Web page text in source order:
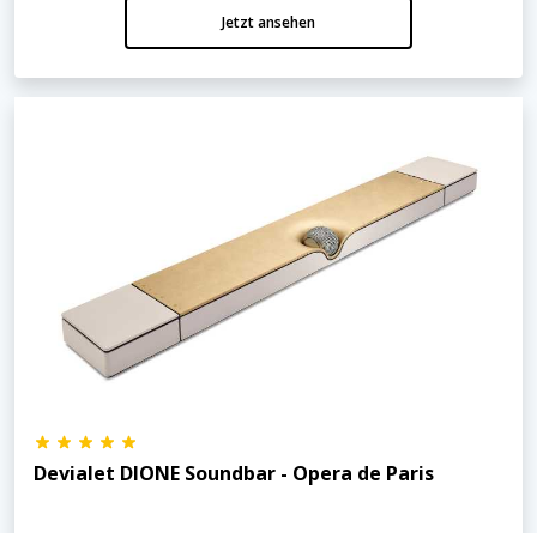
Jetzt ansehen
Devialet DIONE Soundbar - Opera de Paris